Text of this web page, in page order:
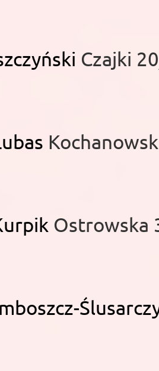
Czajki
Ostrowska